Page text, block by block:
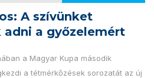
A szívünket
a győzelemért
a Magyar Kupa második
a tétmérkőzések sorozatát az új